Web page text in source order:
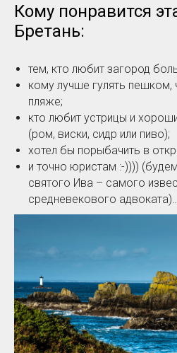
Кому понравится
Бретань:
тем, кто любит загород
кому лучше гулять пешком,
пляже;
кто любит устрицы и
(ром, виски, сидр или пиво);
хотел бы порыбачить в
и точно юристам :-))))
святого Ива – самого
средневекового адвоката)…